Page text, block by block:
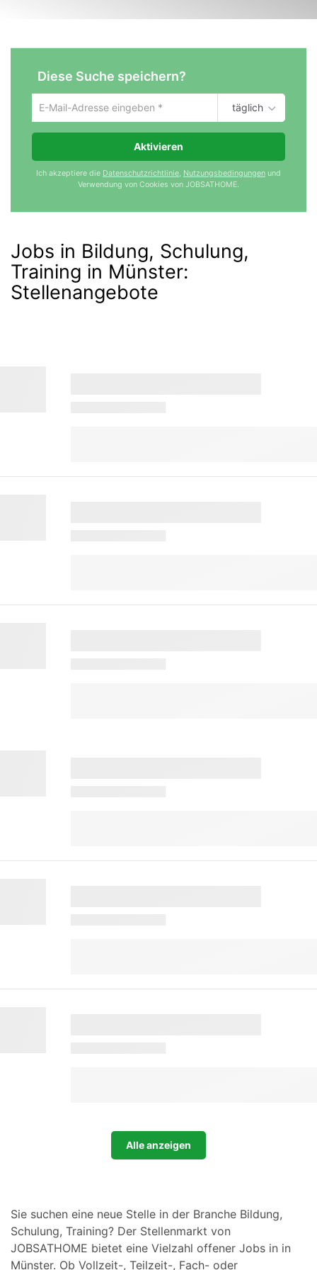
Diese Suche speichern?
Um
die
aktuelle
zu
deine
ein
täglich
Aktivieren
Ich akzeptiere die Datenschutzrichtlinie, Nutzungsbedingungen und
Verwendung von Cookies von JOBSATHOME.
Jobs in Bildung, Schulung,
Training in Münster:
Stellenangebote
Alle anzeigen
Sie suchen eine neue Stelle in der Branche Bildung,
Schulung, Training? Der Stellenmarkt von
JOBSATHOME bietet eine Vielzahl offener Jobs in in
Münster. Ob Vollzeit-, Teilzeit-, Fach- oder